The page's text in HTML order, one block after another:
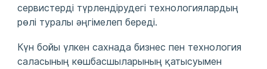
сервистерді түрлендірудегі технологиялардың
рөлі туралы әңгімелеп береді.
Күн бойы үлкен сахнада бизнес пен технология
саласының көшбасшыларының қатысуымен